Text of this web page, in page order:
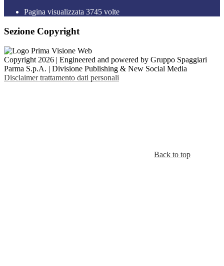
Pagina visualizzata 3745 volte
Sezione Copyright
Copyright 2026 | Engineered and powered by Gruppo Spaggiari
Parma S.p.A. | Divisione Publishing & New Social Media
Disclaimer trattamento dati personali
Back to top